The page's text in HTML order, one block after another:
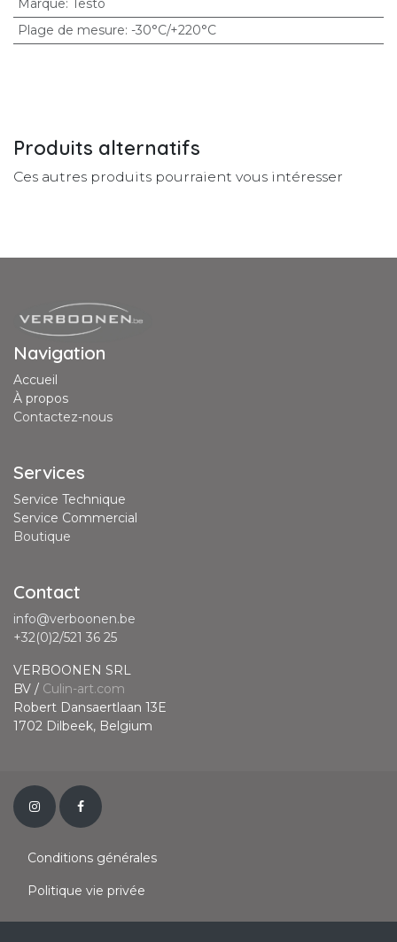
Marque: Testo
Plage de mesure: -30°C/+220°C
Produits alternatifs
Ces autres produits pourraient vous intéresser
Navigation
Accueil
À propos
Contactez-nous
Services
Service Technique
Service Commercial
Boutique
Contact
info@verboonen.be
+32(0)2/521 36 25
VERBOONEN SRL
BV / Culin-art.com
Robert Dansaertlaan 13E
1702 Dilbeek, Belgium
Conditions générales
Politique vie privée